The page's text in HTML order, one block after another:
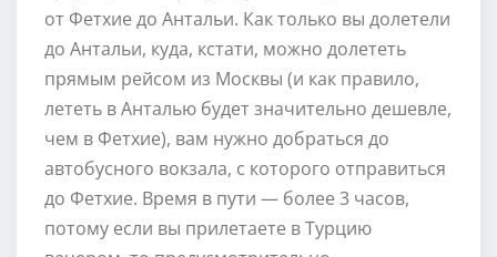
от Фетхие до Антальи. Как только вы долетели
до Антальи, куда, кстати, можно долететь
прямым рейсом из Москвы (и как правило,
лететь в Анталью будет значительно дешевле,
чем в Фетхие), вам нужно добраться до
автобусного вокзала, с которого отправиться
до Фетхие. Время в пути — более 3 часов,
потому если вы прилетаете в Турцию